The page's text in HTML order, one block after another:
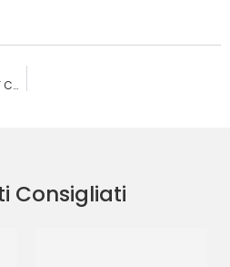
CORNETTO VUOTO CURVO P/F COD.230146
Consigliati